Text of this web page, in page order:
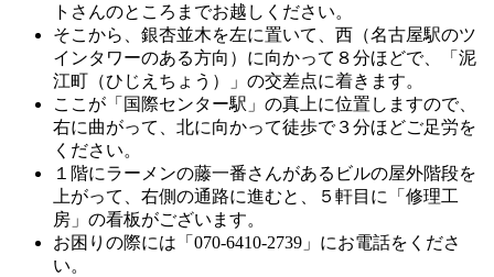
トさんのところまでお越しください。
そこから、銀杏並木を左に置いて、西（名古屋駅のツ
インタワーのある方向）に向かって８分ほどで、「泥
江町（ひじえちょう）」の交差点に着きます。
ここが「国際センター駅」の真上に位置しますので、
右に曲がって、北に向かって徒歩で３分ほどご足労を
ください。
１階にラーメンの藤一番さんがあるビルの屋外階段を
上がって、右側の通路に進むと、５軒目に「修理工
房」の看板がございます。
お困りの際には「070-6410-2739」にお電話をくださ
い。